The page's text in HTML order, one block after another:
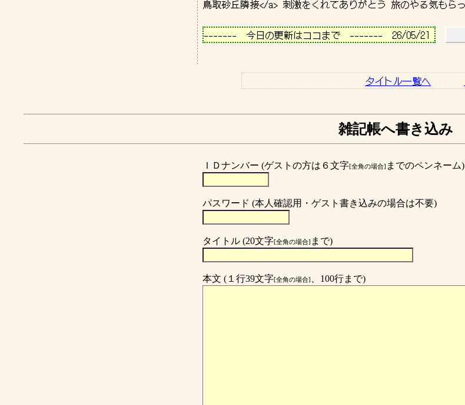
-------　今日の更新はココまで　-------  26/05/21
タイトル一覧へ
雑記帳へ書き込み
ＩＤナンバー (ゲストの方は６文字[全角の場合] までのペンネーム)
パスワード (本人確認用・ゲスト書き込みの場合は不要)
タイトル (20文字[全角の場合] まで)
本文 (１行39文字[全角の場合] 、100行まで)